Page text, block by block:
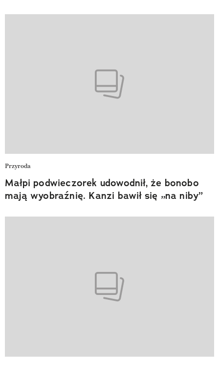
Przyroda
Małpi podwieczorek udowodnił, że bonobo
mają wyobraźnię. Kanzi bawił się „na niby”